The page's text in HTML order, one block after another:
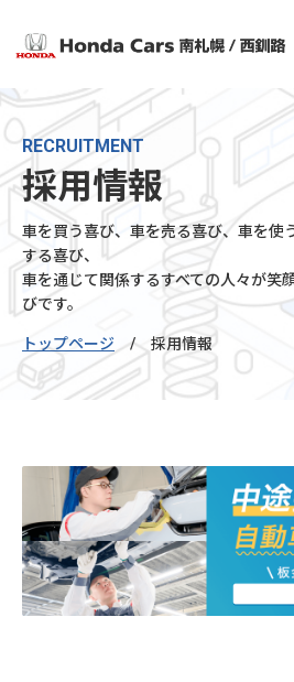
RECRUITMENT
採用情報
車を買う喜び、車を売る喜び、車を使
する喜び、
車を通じて関係するすべての人々が笑
びです。
トップページ / 採用情報